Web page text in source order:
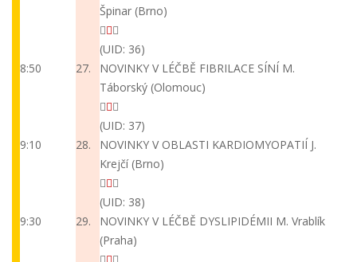
Špinar (Brno)
(UID: 36)
8:50
27. NOVINKY V LÉČBĚ FIBRILACE SÍNÍ M.
Táborský (Olomouc)
(UID: 37)
9:10
28. NOVINKY V OBLASTI KARDIOMYOPATIÍ J.
Krejčí (Brno)
(UID: 38)
9:30
29. NOVINKY V LÉČBĚ DYSLIPIDÉMII M. Vrablík
(Praha)